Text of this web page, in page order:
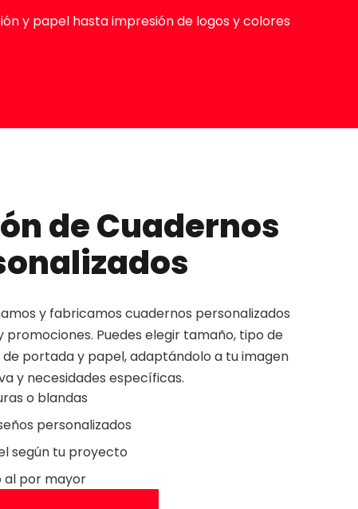
y papel hasta impresión de logos y colores
de Cuadernos
y fabricamos cuadernos personalizados
Puedes elegir tamaño, tipo de
portada y papel, adaptándolo a tu imagen
y necesidades específicas.
o blandas
personalizados
según tu proyecto
al por mayor